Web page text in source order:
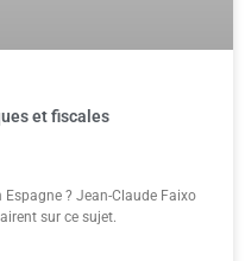
et fiscales
? Jean-Claude Faixo
sur ce sujet.